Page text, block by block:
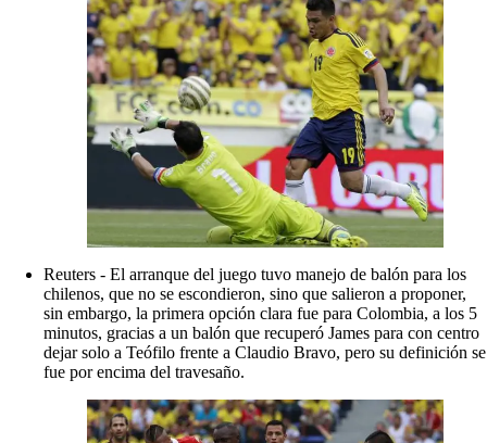
Reuters - El arranque del juego tuvo manejo de balón para los
chilenos, que no se escondieron, sino que salieron a proponer,
sin embargo, la primera opción clara fue para Colombia, a los 5
minutos, gracias a un balón que recuperó James para con centro
dejar solo a Teófilo frente a Claudio Bravo, pero su definición se
fue por encima del travesaño.